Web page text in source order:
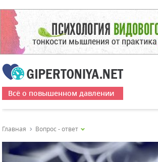
Всё о повышенном давлении
Главная Вопрос - ответ